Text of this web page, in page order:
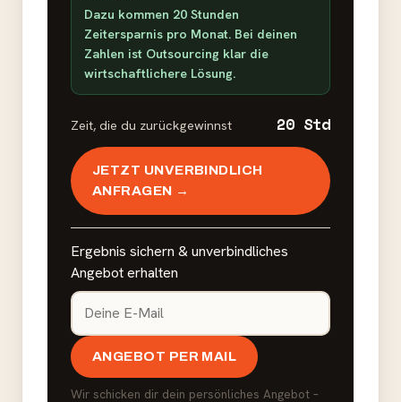
Dazu kommen 20 Stunden
Zeitersparnis pro Monat. Bei deinen
Zahlen ist Outsourcing klar die
wirtschaftlichere Lösung.
Zeit, die du zurückgewinnst 20 Std
JETZT UNVERBINDLICH
ANFRAGEN →
Ergebnis sichern & unverbindliches
Angebot erhalten
ANGEBOT PER MAIL
Wir schicken dir dein persönliches Angebot –